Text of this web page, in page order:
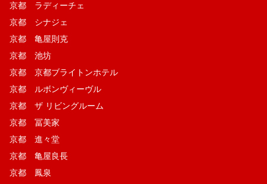
京都 ラディーチェ
京都 シナジェ
京都 亀屋則克
京都 池坊
京都 京都ブライトンホテル
京都 ルボンヴィーヴル
京都 ザ リビングルーム
京都 冨美家
京都 進々堂
京都 亀屋良長
京都 鳳泉